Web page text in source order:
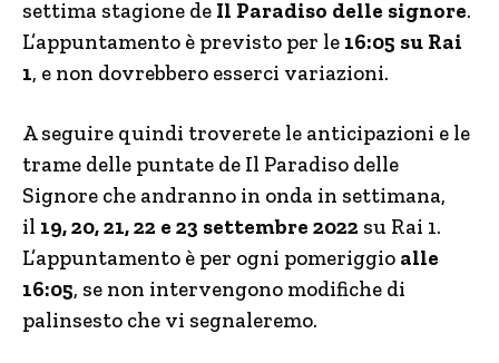
settima stagione de Il Paradiso delle signore.
L’appuntamento è previsto per le 16:05 su Rai
1, e non dovrebbero esserci variazioni.
A seguire quindi troverete le anticipazioni e le
trame delle puntate de Il Paradiso delle
Signore che andranno in onda in settimana,
il 19, 20, 21, 22 e 23 settembre 2022 su Rai 1.
L’appuntamento è per ogni pomeriggio alle
16:05, se non intervengono modifiche di
palinsesto che vi segnaleremo.